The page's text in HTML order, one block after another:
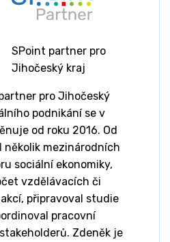
SPoint partner pro
Jihočeský kraj
pro Jihočeský
podnikání se v
od roku 2016. Od
několik mezinárodních
sociální ekonomiky,
vzdělávacích či
připravoval studie
pracovní
Zdeněk je